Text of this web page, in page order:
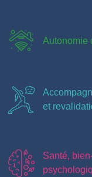
Autonomie
et
Santé,